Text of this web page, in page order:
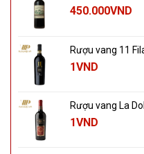
450.000VND
Rượu vang 11
1VND
Rượu vang La
1VND